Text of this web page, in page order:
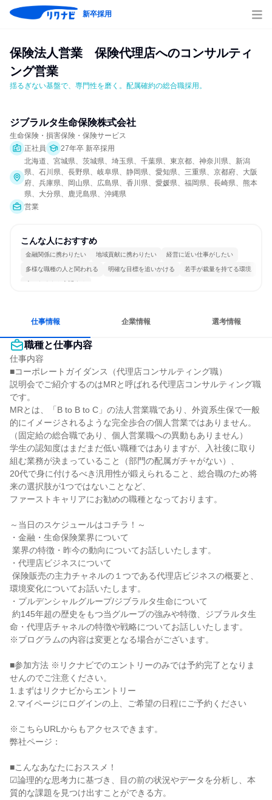
新卒採用
保険法人営業　保険代理店へのコンサルティ
ング営業
揺るぎない基盤で、専門性を磨く。配属確約の総合職採用。
ジブラルタ生命保険株式会社
生命保険・損害保険・保険サービス
正社員
27年卒 新卒採用
北海道、宮城県、茨城県、埼玉県、千葉県、東京都、神奈川県、新潟
県、石川県、長野県、岐阜県、静岡県、愛知県、三重県、京都府、大阪
府、兵庫県、岡山県、広島県、香川県、愛媛県、福岡県、長崎県、熊本
県、大分県、鹿児島県、沖縄県
営業
こんな人におすすめ
金融関係に携わりたい 地域貢献に携わりたい 経営に近い仕事がしたい
多様な職種の人と関われる 明確な目標を追いかける 若手が裁量を持てる環境
人とたくさん会話する
仕事情報 企業情報 選考情報
職種と仕事内容
仕事内容
■コーポレートガイダンス（代理店コンサルティング職）
説明会でご紹介するのはMRと呼ばれる代理店コンサルティング職
です。
MRとは、「B to B to C」の法人営業職であり、外資系生保で一般
的にイメージされるような完全歩合の個人営業ではありません。
（固定給の総合職であり、個人営業職への異動もありません）
学生の認知度はまだまだ低い職種ではありますが、入社後に取り
組む業務が決まっていること（部門の配属ガチャがない）、
20代で身に付けるべき汎用性が鍛えられること、総合職のため将
来の選択肢が1つではないことなど、
ファーストキャリアにお勧めの職種となっております。
～当日のスケジュールはコチラ！～
・金融・生命保険業界について
・代理店ビジネスについて
環境変化についてお話いたします。
・プルデンシャルグループ/ジブラルタ生命について
命・代理店チャネルの特徴や戦略についてお話しいたします。
※プログラムの内容は変更となる場合がございます。
■参加方法 ※リクナビでのエントリーのみでは予約完了となりま
せんのでご注意ください。
1.まずはリクナビからエントリー
2.マイページにログインの上、ご希望の日程にご予約ください
※こちらURLからもアクセスできます。
弊社ページ：
■こんなあなたにおススメ！
☑論理的な思考力に基づき、目の前の状況やデータを分析し、本
質的な課題を見つけ出すことができる方。